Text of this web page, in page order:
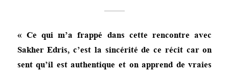
« Ce qui m’a frappé dans cette rencontre avec
Sakher Edris, c’est la sincérité de ce récit car on
sent qu’il est authentique et on apprend de vraies